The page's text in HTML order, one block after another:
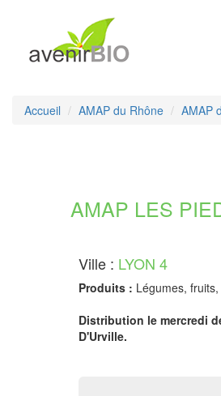
Accueil AMAP du Rhône AMAP
AMAP LES
Ville : LYON 4
Produits : Légumes,
Distribution le mercredi
D'Urville.